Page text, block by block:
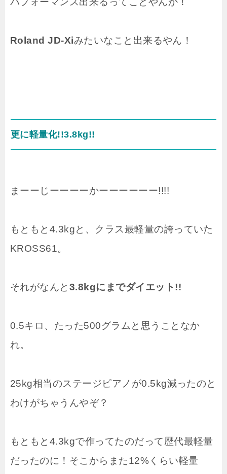
Roland JD-Xiみたいなこと出来るやん！
更に軽量化!!3.8kg!!
まーーじーーーーかーーーーーー!!!!
もともと4.3kgと、クラス最軽量の誇っていた
KROSS61。
それがなんと 3.8kgにまでダイエット!!
0.5キロ、たった500グラムと思うことなか
れ。
25kg相当のステージピアノが0.5kg減ったのと
わけがちゃうんやぞ？
もともと4.3kgで作ってたのだって歴代最軽量
だったのに！そこからまた12%くらい軽量